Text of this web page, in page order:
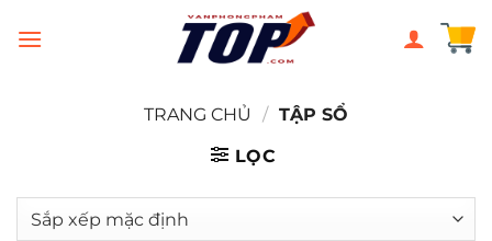
đến
TRANG CHỦ
/ TẬP SỔ
LỌC